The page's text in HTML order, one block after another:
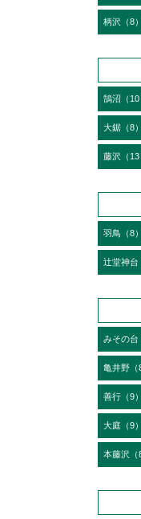
柄沢（8）
鵠沼（10
大鋸（8）
藤沢（13
羽鳥（8）
辻堂神台
みその台
亀井野（8
善行（9）
大庭（9）
本藤沢（8